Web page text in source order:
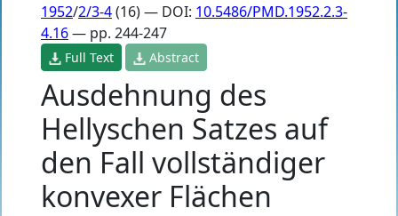
1952/2/3-4(16) — DOI: 10.5486/PMD.1952.2.3-
4.16— pp. 244-247
Full Text Abstract
Ausdehnung des
Hellyschen Satzes auf
den Fall vollständiger
konvexer Flächen